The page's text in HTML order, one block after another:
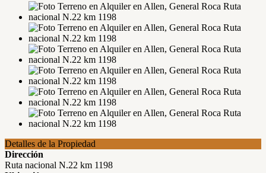
Detalles de la Propiedad
Dirección
Ruta nacional N.22 km 1198